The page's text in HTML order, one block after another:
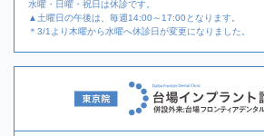
水曜・日曜・祝日は休診です。
▲土曜日の午後は、毎週14:00～17:00となります。
＊3/1より木曜から水曜へ休診日が変更になりました。